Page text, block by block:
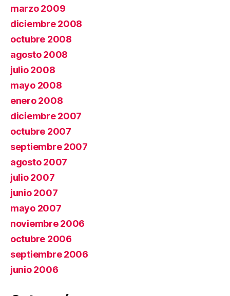
marzo 2009
diciembre 2008
octubre 2008
agosto 2008
julio 2008
mayo 2008
enero 2008
diciembre 2007
octubre 2007
septiembre 2007
agosto 2007
julio 2007
junio 2007
mayo 2007
noviembre 2006
octubre 2006
septiembre 2006
junio 2006